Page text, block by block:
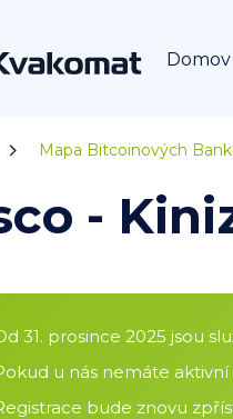
Domov
Mapa Bitcoinových
-
31. prosince 2025 jsou
u nás nemáte
bude znovu